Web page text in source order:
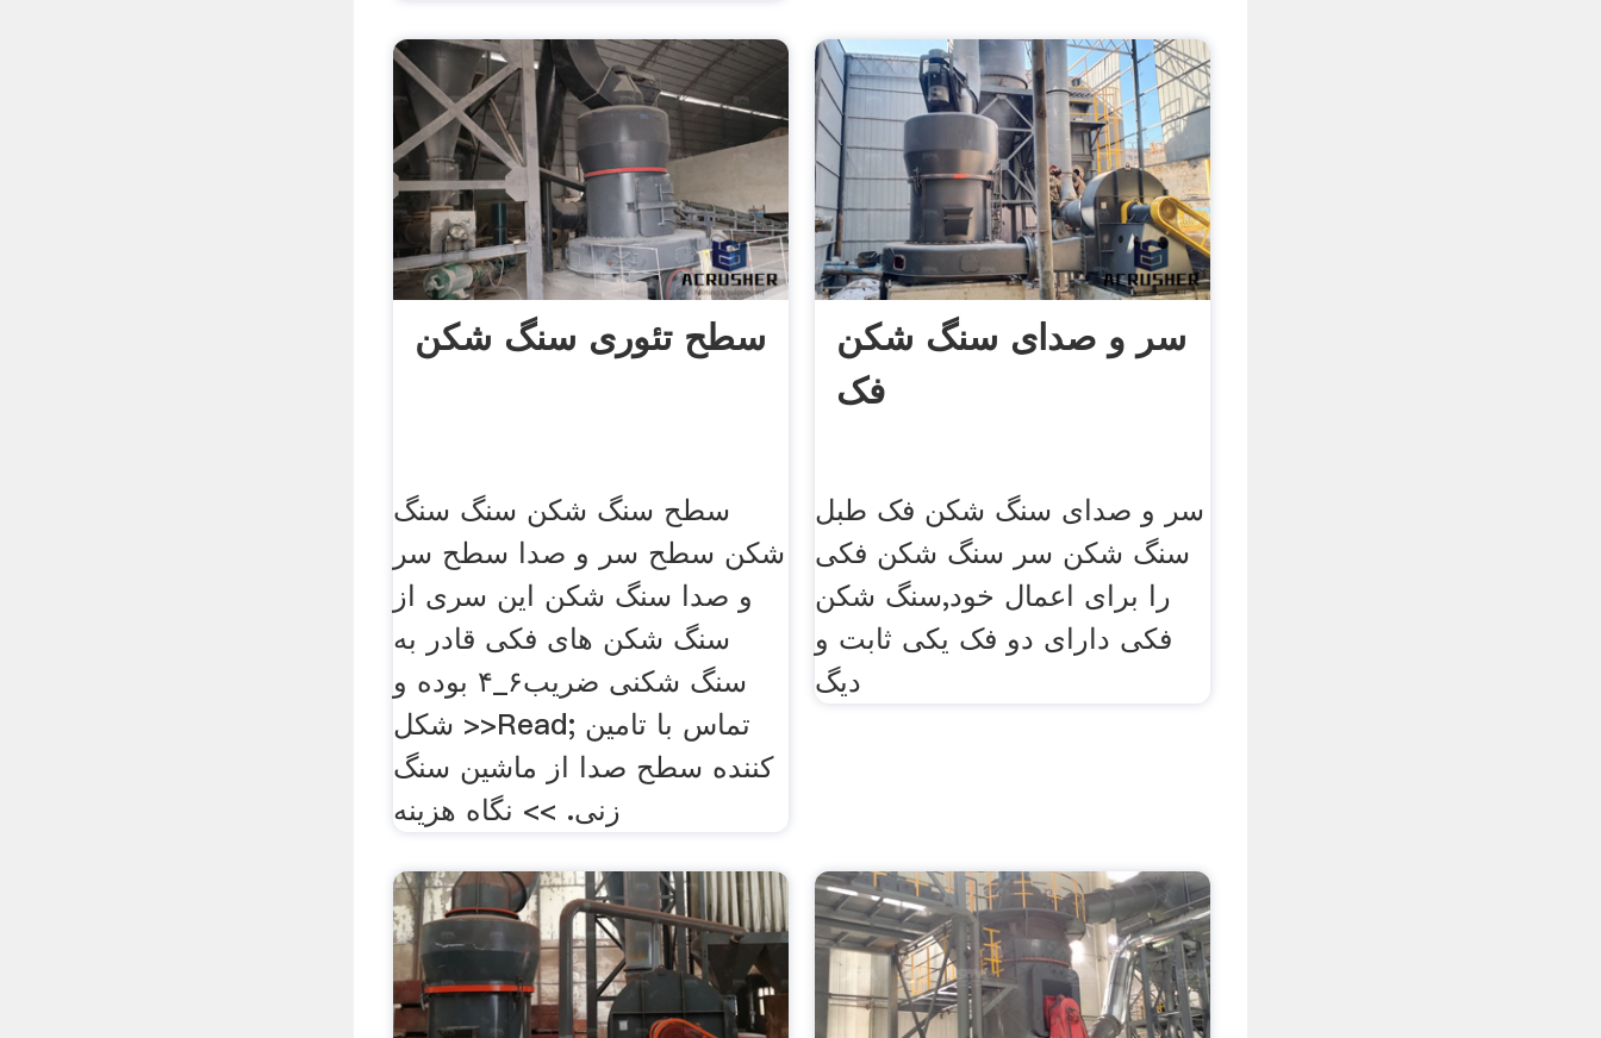
سطح تئوری سنگ شکن
سطح سنگ شکن سنگ سنگ
شکن سطح سر و صدا سطح سر
و صدا سنگ شکن این سری از
سنگ شکن های فکی قادر به
سنگ شکنی ضریب۶_۴ بوده و
شکل >>Read; تماس با تامین
کننده سطح صدا از ماشین سنگ
زنی. >> نگاه هزینه
سر و صدای سنگ شکن
فک
سر و صدای سنگ شکن فک طبل
سنگ شکن سر سنگ شکن فکی
را برای اعمال خود,سنگ شکن
فکی دارای دو فک یکی ثابت و
دیگ